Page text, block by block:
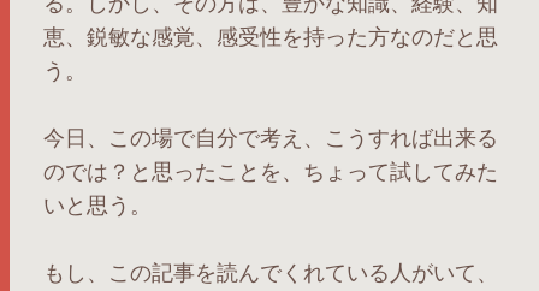
恵、鋭敏な感覚、感受性を持った方なのだと思
う。
今日、この場で自分で考え、こうすれば出来る
のでは？と思ったことを、ちょって試してみた
いと思う。
もし、この記事を読んでくれている人がいて、